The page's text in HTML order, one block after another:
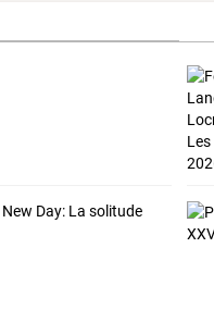
Day: La solitude